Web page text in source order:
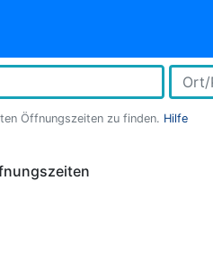
Öffnungszeiten zu finden. Hilfe